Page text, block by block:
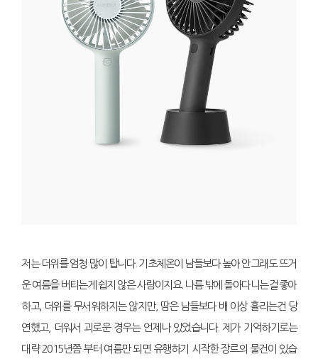
저는 더위를 엄청 많이 탑니다. 기초체온이 남들보다 높아 안그래도 뜨거
운 여름을 버티는게 쉽지 않은 사람이지요. 나름 밖에 돌아다니는걸 좋아
하고, 더위를 무서워하지는 않지만, 땀은 남들보다 배 이상 흘리는건 당
연했고, 더워서 괴로운 경우는 언제나 있었습니다. 제가 기억하기로는
대략 2015년쯤 부터 여름만 되면 유행하기 시작한 장르의 물건이 있습